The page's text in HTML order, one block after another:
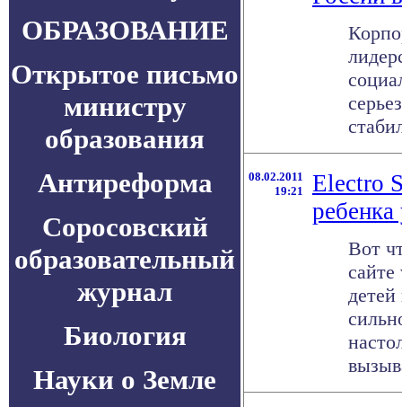
ОБРАЗОВАНИЕ
Открытое письмо
министру
образования
Антиреформа
Соросовский
образовательный
журнал
Биология
Науки о Земле
08.02.2011
19:21
Electro
ребенка
Вот